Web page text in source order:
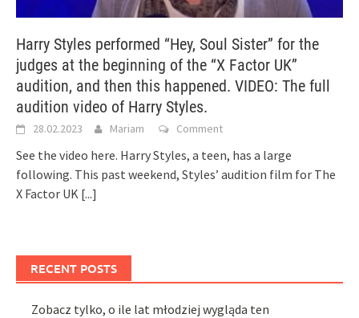
Harry Styles performed “Hey, Soul Sister” for the
judges at the beginning of the “X Factor UK”
audition, and then this happened. VIDEO: The full
audition video of Harry Styles.
28.02.2023 Mariam Comment
See the video here. Harry Styles, a teen, has a large
following. This past weekend, Styles’ audition film for The
X Factor UK [...]
RECENT POSTS
Zobacz tylko, o ile lat młodziej wygląda ten